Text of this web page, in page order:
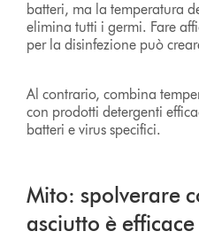
batteri, ma la temperatura
elimina tutti i germi. Fare
per la disinfezione può
Al contrario, combina
con prodotti detergenti
batteri e virus specifici.
Mito: spolverare
asciutto è efficace